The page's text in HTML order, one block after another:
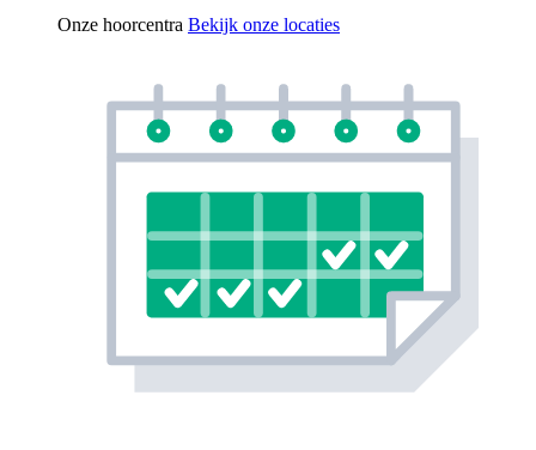
Onze hoorcentra Bekijk onze locaties